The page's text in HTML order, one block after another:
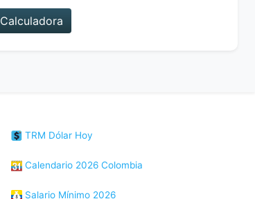
Calculadora
TRM Dólar Hoy
Calendario 2026 Colombia
Salario Mínimo 2026